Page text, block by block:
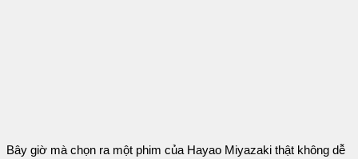
Bây giờ mà chọn ra một phim của Hayao Miyazaki thật không dễ